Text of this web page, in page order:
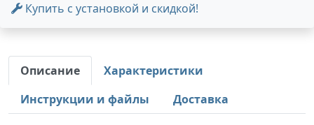
Купить с установкой и скидкой!
Описание
Характеристики
Инструкции и файлы
Доставка